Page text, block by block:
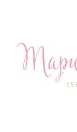
ОБО МНЕ
УСЛУГИ И
ФОТОПРОЕКТ